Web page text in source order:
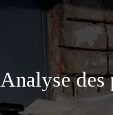
Analyse des